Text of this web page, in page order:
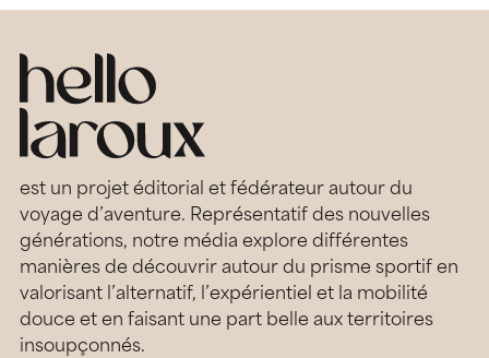
est un projet éditorial et fédérateur autour du
voyage d’aventure. Représentatif des nouvelles
générations, notre média explore différentes
manières de découvrir autour du prisme sportif en
valorisant l’alternatif, l’expérientiel et la mobilité
douce et en faisant une part belle aux territoires
insoupçonnés.